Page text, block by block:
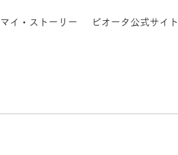
マイ・ストーリー ビオータ公式サイト